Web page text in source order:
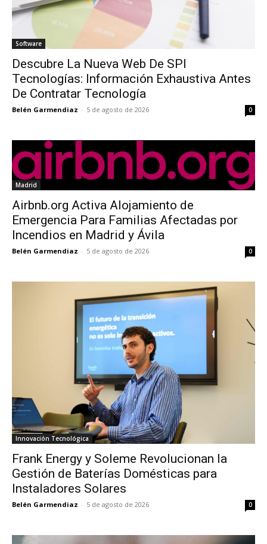
Software
Descubre La Nueva Web De SPI
Tecnologías: Información Exhaustiva Antes
De Contratar Tecnología
Belén Garmendiaz - 5 de agosto de 2026 0
Madrid
Airbnb.org Activa Alojamiento de
Emergencia Para Familias Afectadas por
Incendios en Madrid y Ávila
Belén Garmendiaz - 5 de agosto de 2026 0
Innovación Tecnológica
Frank Energy y Soleme Revolucionan la
Gestión de Baterías Domésticas para
Instaladores Solares
Belén Garmendiaz - 5 de agosto de 2026 0